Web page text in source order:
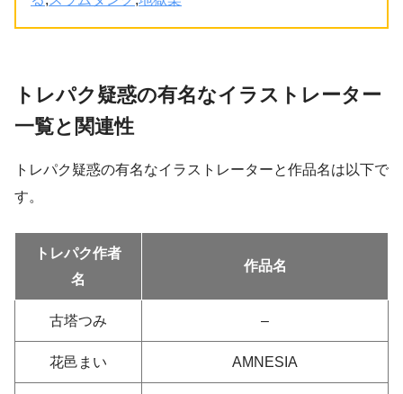
トレパク疑惑の有名なイラストレーター
一覧と関連性
トレパク疑惑の有名なイラストレーターと作品名は以下で
す。
トレパク作者
名
作品名
古塔つみ –
花邑まい AMNESIA